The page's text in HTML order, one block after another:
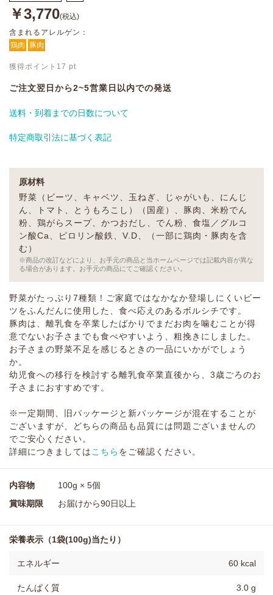
￥3,770(税込)
含まれるアレルゲン：
鶏肉
豚肉
獲得ポイント 17 pt
ご注文翌日から2~5営業日以内での発送
送料・到着までの日数について
特定商取引法に基づく表記
原材料
野菜（ビーツ、キャベツ、玉ねぎ、じゃがいも、にんじ
ん、トマト、とうもろこし）（国産）、豚肉、米粉でん
粉、鶏がらスープ、かつおだし、でん粉、食塩／グルコ
ン酸Ca、ピロリン酸鉄、V.D、（一部に鶏肉・豚肉を含
む）
※商品の改訂などにより、お手元の商品と当ホームページでは記載内容が異な
る場合があります。お手元の商品にてご確認ください。
野菜がたっぷり7種類！ご家庭ではなかなか登場しにくいビー
ツをふんだんに使用した、食べ応えのあるボルシチです。
豚肉は、離乳食を卒業したばかりでまだお肉を噛むことが得
意でないお子さまでも食べやすいよう、粗挽きにしました。
お子さまの野菜不足を感じるときの一品にいかがでしょう
か。
幼児食への移行を検討する離乳食卒業直後から、3歳ごろのお
子さまにおすすめです。
※一定期間、旧パッケージと新パッケージが混在することが
ございますが、どちらの商品も品質には問題ございませんの
でご安心ください。
詳細につきましては こちら をご確認ください。
内容物
100g × 5個
賞味期限
お届けから90日以上
栄養表示（1袋(100g)当たり）
エネルギー 60 kcal
たんぱく質 3.0 g